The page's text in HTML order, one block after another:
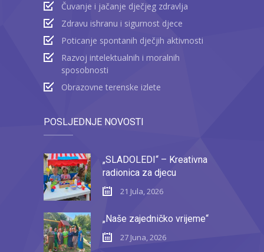
Čuvanje i jačanje dječjeg zdravlja
Zdravu ishranu i sigurnost djece
Poticanje spontanih dječjih aktivnosti
Razvoj intelektualnih i moralnih
sposobnosti
Obrazovne terenske izlete
POSLJEDNJE NOVOSTI
„SLADOLEDI“ – Kreativna
radionica za djecu
21 Jula, 2026
„Naše zajedničko vrijeme“
27 Juna, 2026